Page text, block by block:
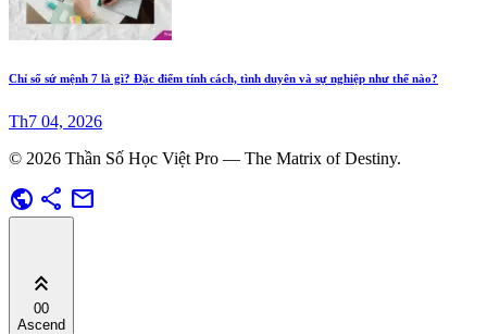
Chỉ số sứ mệnh 7 là gì? Đặc điểm tính cách, tình duyên và sự nghiệp như thế nào?
Th7 04, 2026
© 2026 Thần Số Học Việt Pro — The Matrix of Destiny.
public share mail
keyboard_double_arrow_up
00
Ascend